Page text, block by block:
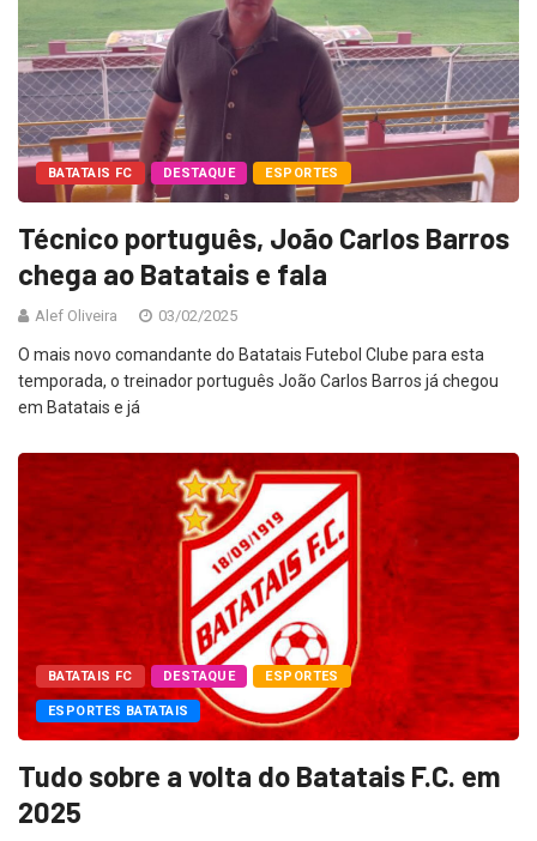
BATATAIS FC DESTAQUE ESPORTES
Técnico português, João Carlos Barros
chega ao Batatais e fala
Alef Oliveira 03/02/2025
O mais novo comandante do Batatais Futebol Clube para esta
temporada, o treinador português João Carlos Barros já chegou
em Batatais e já
BATATAIS FC DESTAQUE ESPORTES
ESPORTES BATATAIS
Tudo sobre a volta do Batatais F.C. em
2025